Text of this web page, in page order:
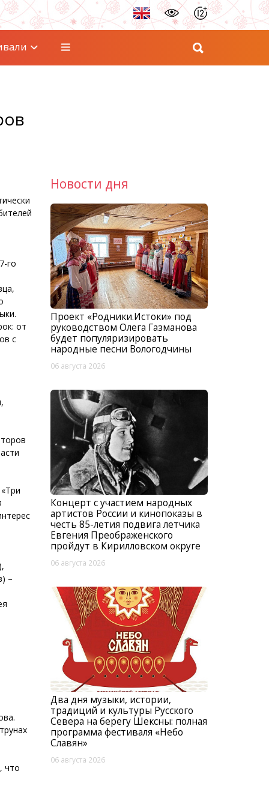
го
от
с
–
что
Новости дня
Проект «Родники.Истоки» под
руководством Олега Газманова
будет популяризировать
народные песни Вологодчины
06 августа 2026
Концерт с участием народных
артистов России и кинопоказы в
честь 85-летия подвига летчика
Евгения Преображенского
пройдут в Кирилловском округе
06 августа 2026
Два дня музыки, истории,
традиций и культуры Русского
Севера на берегу Шексны: полная
программа фестиваля «Небо
Славян»
06 августа 2026